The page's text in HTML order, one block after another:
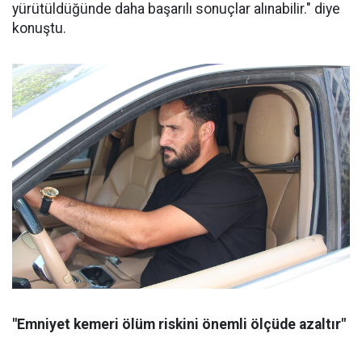
yürütüldüğünde daha başarılı sonuçlar alınabilir." diye
konuştu.
"Emniyet kemeri ölüm riskini önemli ölçüde azaltır"